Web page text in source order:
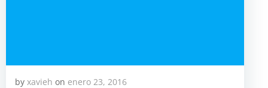
by xavieh on enero 23, 2016